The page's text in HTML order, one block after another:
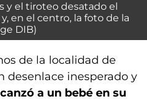
y el tiroteo desatado el
en el centro, la foto de la
DIB)
de la localidad de
desenlace inesperado y
a un bebé en su